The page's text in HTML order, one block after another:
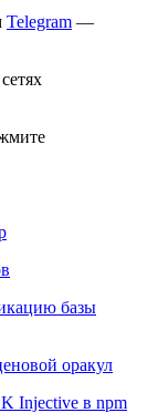
Telegram —
базы
оракул
Injective в npm